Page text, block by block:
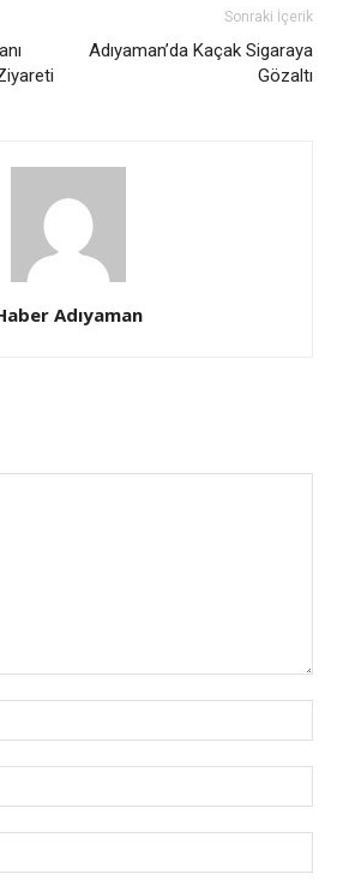
Sonraki İçerik
Adıyaman’da Kaçak Sigaraya
Gözaltı
Adıyaman